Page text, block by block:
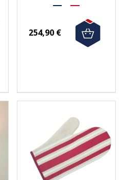
254,90 €